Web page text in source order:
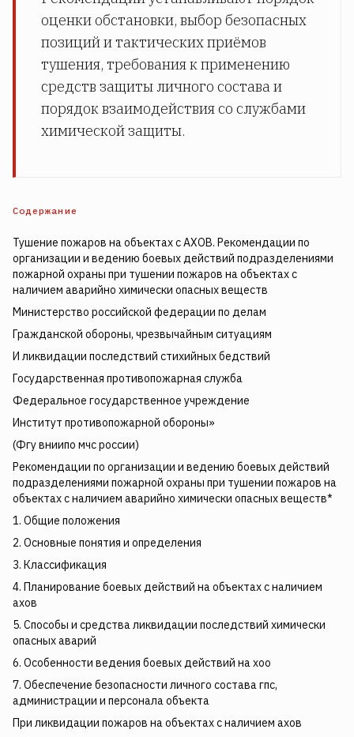
оценки обстановки, выбор безопасных
позиций и тактических приёмов
тушения, требования к применению
средств защиты личного состава и
порядок взаимодействия со службами
химической защиты.
Содержание
Тушение пожаров на объектах с АХОВ. Рекомендации по
организации и ведению боевых действий подразделениями
пожарной охраны при тушении пожаров на объектах с
наличием аварийно химически опасных веществ
Министерство российской федерации по делам
Гражданской обороны, чрезвычайным ситуациям
И ликвидации последствий стихийных бедствий
Государственная противопожарная служба
Федеральное государственное учреждение
Институт противопожарной обороны»
(Фгу вниипо мчс россии)
Рекомендации по организации и ведению боевых действий
подразделениями пожарной охраны при тушении пожаров на
объектах с наличием аварийно химически опасных веществ*
1. Общие положения
2. Основные понятия и определения
3. Классификация
4. Планирование боевых действий на объектах с наличием
ахов
5. Способы и средства ликвидации последствий химически
опасных аварий
6. Особенности ведения боевых действий на хоо
7. Обеспечение безопасности личного состава гпс,
администрации и персонала объекта
При ликвидации пожаров на объектах с наличием ахов